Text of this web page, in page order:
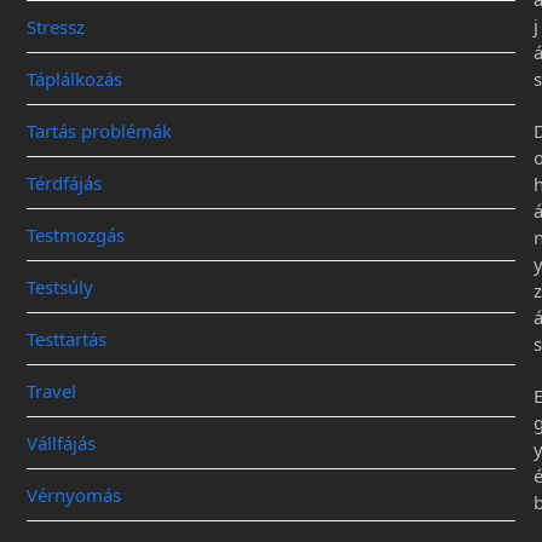
Stressz
Táplálkozás
Tartás problémák
Térdfájás
Testmozgás
Testsúly
Testtartás
Travel
Vállfájás
Vérnyomás
j
á
s
á
y
z
á
s
E
y
é